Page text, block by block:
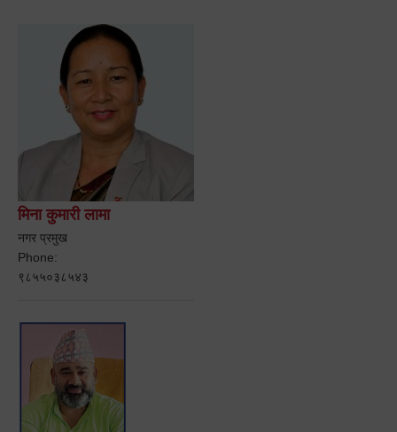
मिना कुमारी लामा
नगर प्रमुख
Phone:
९८५५०३८५४३